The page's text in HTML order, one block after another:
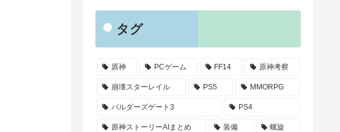
タグ
原神 PCゲーム FF14 原神考察
崩壊スターレイル PS5 MMORPG
バルダーズゲート3 PS4
原神ストーリーAIまとめ 装備 螺旋